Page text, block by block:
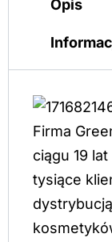
Opis
Firma
ciągu 19
tysiące